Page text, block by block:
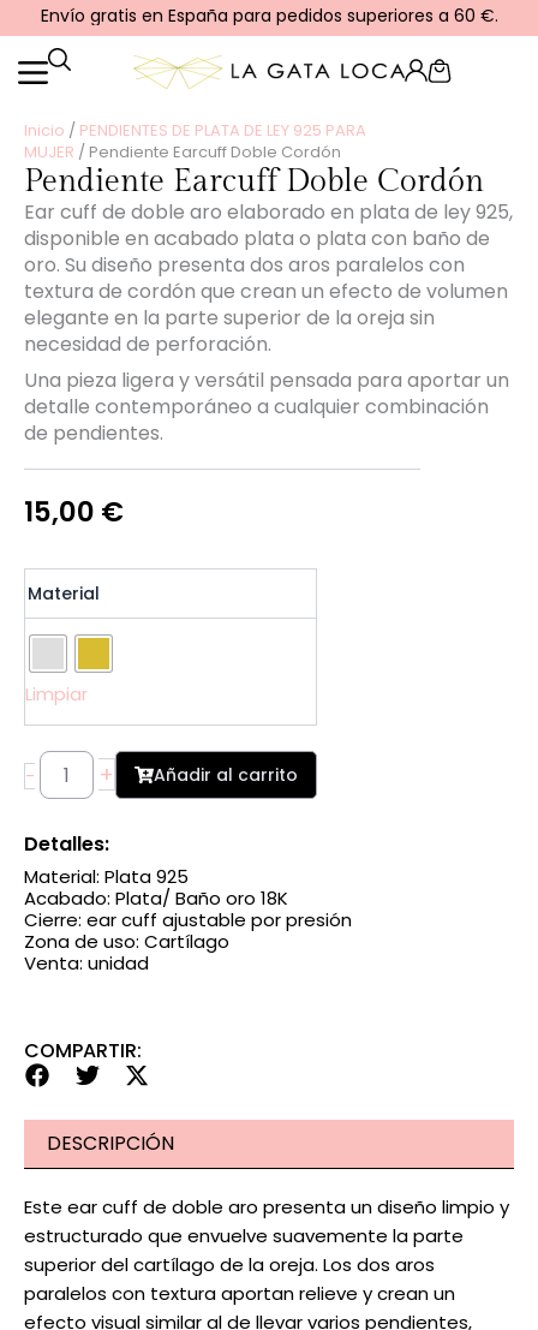
al
contenido
Envío gratis en España para pedidos superiores a 60 €.
Cart
Inicio / PENDIENTES DE PLATA DE LEY 925 PARA
MUJER / Pendiente Earcuff Doble Cordón
Pendiente Earcuff Doble Cordón
Ear cuff de doble aro elaborado en plata de ley 925,
disponible en acabado plata o plata con baño de
oro. Su diseño presenta dos aros paralelos con
textura de cordón que crean un efecto de volumen
elegante en la parte superior de la oreja sin
necesidad de perforación.
Una pieza ligera y versátil pensada para aportar un
detalle contemporáneo a cualquier combinación
de pendientes.
15,00 €
Material
Limpiar
-
Earcuff
Doble
cantidad
+ Añadir al carrito
Detalles:
Material: Plata 925
Acabado: Plata/ Baño oro 18K
Cierre: ear cuff ajustable por presión
Zona de uso: Cartílago
Venta: unidad
COMPARTIR:
DESCRIPCIÓN
Este ear cuff de doble aro presenta un diseño limpio y
estructurado que envuelve suavemente la parte
superior del cartílago de la oreja. Los dos aros
paralelos con textura aportan relieve y crean un
efecto visual similar al de llevar varios pendientes,